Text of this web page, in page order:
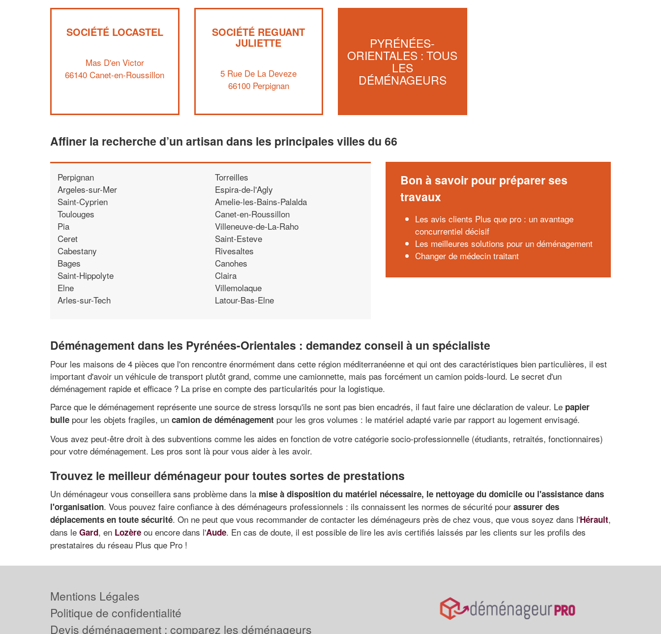
SOCIÉTÉ LOCASTEL
Mas D'en Victor
66140 Canet-en-Roussillon
SOCIÉTÉ REGUANT
JULIETTE
5 Rue De La Deveze
66100 Perpignan
PYRÉNÉES-
ORIENTALES : TOUS
LES
DÉMÉNAGEURS
Affiner la recherche d’un artisan dans les principales villes du 66
Perpignan
Argeles-sur-Mer
Saint-Cyprien
Toulouges
Pia
Ceret
Cabestany
Bages
Saint-Hippolyte
Elne
Arles-sur-Tech
Torreilles
Espira-de-l'Agly
Amelie-les-Bains-Palalda
Canet-en-Roussillon
Villeneuve-de-La-Raho
Saint-Esteve
Rivesaltes
Canohes
Claira
Villemolaque
Latour-Bas-Elne
Bon à savoir pour préparer ses
travaux
Les avis clients Plus que pro : un avantage
concurrentiel décisif
Les meilleures solutions pour un déménagement
Changer de médecin traitant
Déménagement dans les Pyrénées-Orientales : demandez conseil à un spécialiste
Pour les maisons de 4 pièces que l'on rencontre énormément dans cette région méditerranéenne et qui ont des caractéristiques bien particulières, il est
important d'avoir un véhicule de transport plutôt grand, comme une camionnette, mais pas forcément un camion poids-lourd. Le secret d'un
déménagement rapide et efficace ? La prise en compte des particularités pour la logistique.
Parce que le déménagement représente une source de stress lorsqu'ils ne sont pas bien encadrés, il faut faire une déclaration de valeur. Le papier
bulle pour les objets fragiles, un camion de déménagement pour les gros volumes : le matériel adapté varie par rapport au logement envisagé.
Vous avez peut-être droit à des subventions comme les aides en fonction de votre catégorie socio-professionnelle (étudiants, retraités, fonctionnaires)
pour votre déménagement. Les pros sont là pour vous aider à les avoir.
Trouvez le meilleur déménageur pour toutes sortes de prestations
Un déménageur vous conseillera sans problème dans la mise à disposition du matériel nécessaire, le nettoyage du domicile ou l'assistance dans
l'organisation. Vous pouvez faire confiance à des déménageurs professionnels : ils connaissent les normes de sécurité pour assurer des
déplacements en toute sécurité. On ne peut que vous recommander de contacter les déménageurs près de chez vous, que vous soyez dans l'Hérault,
dans le Gard, en Lozère ou encore dans l'Aude. En cas de doute, il est possible de lire les avis certifiés laissés par les clients sur les profils des
prestataires du réseau Plus que Pro !
Mentions Légales
Politique de confidentialité
Devis déménagement : comparez les déménageurs